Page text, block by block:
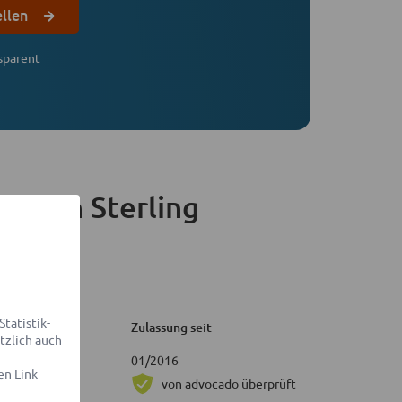
Sterling
Zulassung seit
01/2016
von advocado überprüft
auch
Link